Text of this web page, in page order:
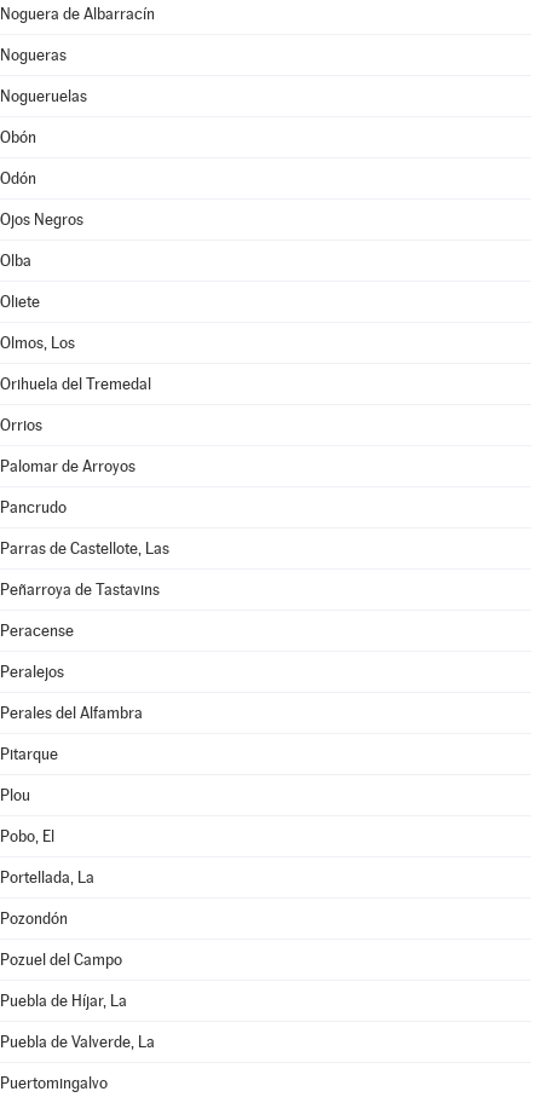
Noguera de Albarracín
Nogueras
Nogueruelas
Obón
Odón
Ojos Negros
Olba
Oliete
Olmos, Los
Orihuela del Tremedal
Orrios
Palomar de Arroyos
Pancrudo
Parras de Castellote, Las
Peñarroya de Tastavins
Peracense
Peralejos
Perales del Alfambra
Pitarque
Plou
Pobo, El
Portellada, La
Pozondón
Pozuel del Campo
Puebla de Híjar, La
Puebla de Valverde, La
Puertomingalvo